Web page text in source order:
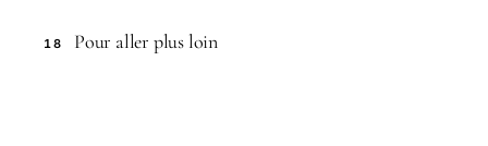
18 Pour aller plus loin